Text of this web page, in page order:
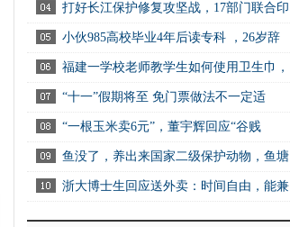
打好长江保护修复攻坚战，17部门联合印
小伙985高校毕业4年后读专科 ，26岁辞
福建一学校老师教学生如何使用卫生巾，
“十一”假期将至 免门票做法不一定适
“一根玉米卖6元”，董宇辉回应“谷贱
鱼没了，养出来国家二级保护动物，鱼塘
浙大博士生回应送外卖：时间自由，能兼